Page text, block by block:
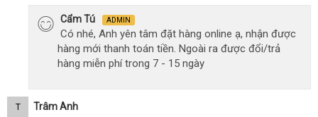
Cẩm Tú ADMIN
Có nhé, Anh yên tâm đặt hàng online ạ, nhận được
hàng mới thanh toán tiền. Ngoài ra được đổi/trả
hàng miễn phí trong 7 - 15 ngày
T Trâm Anh